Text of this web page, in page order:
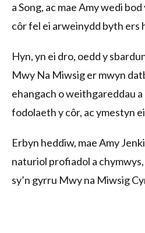
a Song, ac mae Amy wedi
côr fel ei arweinydd byth ers
Hyn, yn ei dro, oedd y
Mwy Na Miwsig er mwyn
ehangach o weithgareddau
fodolaeth y côr, ac ymestyn
Erbyn heddiw, mae Amy
naturiol profiadol a chymwys,
sy’n gyrru Mwy na Miwsig